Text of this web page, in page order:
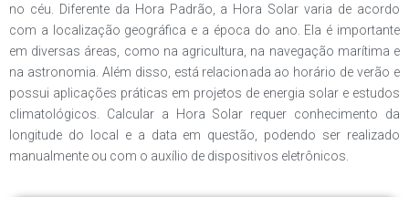
no céu. Diferente da Hora Padrão, a Hora Solar varia de acordo
com a localização geográfica e a época do ano. Ela é importante
em diversas áreas, como na agricultura, na navegação marítima e
na astronomia. Além disso, está relacionada ao horário de verão e
possui aplicações práticas em projetos de energia solar e estudos
climatológicos. Calcular a Hora Solar requer conhecimento da
longitude do local e a data em questão, podendo ser realizado
manualmente ou com o auxílio de dispositivos eletrônicos.